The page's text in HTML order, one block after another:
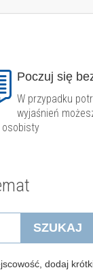
Poczuj się
W przypadku
wyjaśnień
SZUKAJ
dodaj